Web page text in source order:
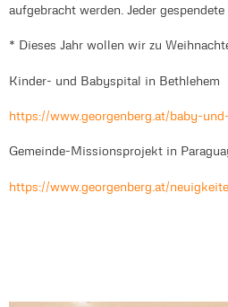
aufgebracht werden. Jeder
* Dieses Jahr wollen wir zu
Kinder- und Babyspital in Bethlehem
https://www.georgenberg.at/baby-
Gemeinde-Missionsprojekt in
https://www.georgenberg.at/